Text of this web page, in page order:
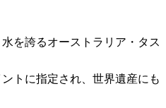
を誇るオーストラリア・タス
トに指定され、世界遺産にも